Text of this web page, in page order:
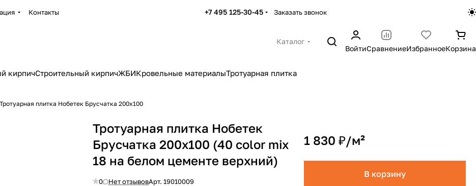
Контакты +7 495 125-30-45 Заказать звонок
Каталог
ВойтиСравнениеИзбранноеКорзина
кирпичСтроительный кирпичЖБИКровельные материалыТротуарная плитка
Тротуарная плитка Нобетек Брусчатка 200х100
Тротуарная плитка Нобетек
Брусчатка 200х100 (40 color mix
18 на белом цементе верхний)
0 Нет отзывовАрт.19010009
1 830 ₽/м²
В корзину